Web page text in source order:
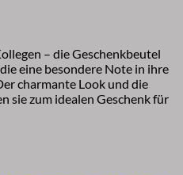
– die Geschenkbeutel
eine besondere Note in ihre
charmante Look und die
sie zum idealen Geschenk für